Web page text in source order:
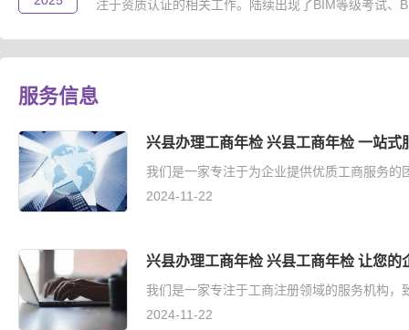
注于资质认证的相关工作。陆续出现了BIM等级考试、
服务信息
兴县办理工商年检 兴县工商年检 一站式
我们是一家专注于为企业提供优质工商服务
2024-11-22
兴县办理工商年检 兴县工商年检 让您的
我们是一家专注于工商注册领域的服务机构
2024-11-22